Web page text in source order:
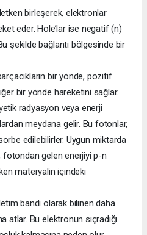
birleşerek, elektronlar
eder. Hole’lar ise negatif (n)
şekilde bağlantı bölgesinde bir
bir yönde, pozitif
bir yönde hareketini sağlar.
radyasyon veya enerji
meydana gelir. Bu fotonlar,
edilebilirler. Uygun miktarda
fotondan gelen enerjiyi p-n
materyalin içindeki
bandı olarak bilinen daha
atlar. Bu elektronun sıçradığı